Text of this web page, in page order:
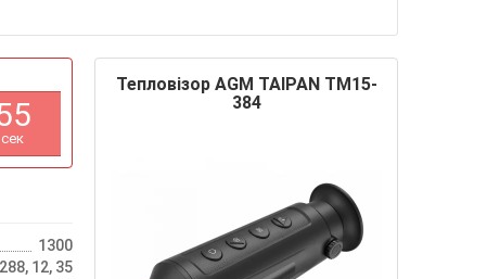
4
сек
1300
12, 35
Тепловізор AGM TAIPAN TM15-
384